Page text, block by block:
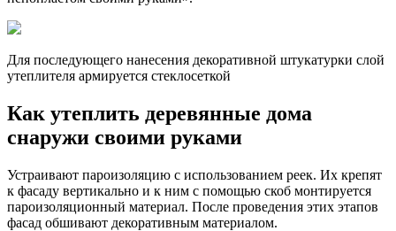
Для последующего нанесения декоративной штукатурки слой
утеплителя армируется стеклосеткой
Как утеплить деревянные дома
снаружи своими руками
Устраивают пароизоляцию с использованием реек. Их крепят
к фасаду вертикально и к ним с помощью скоб монтируется
пароизоляционный материал. После проведения этих этапов
фасад обшивают декоративным материалом.